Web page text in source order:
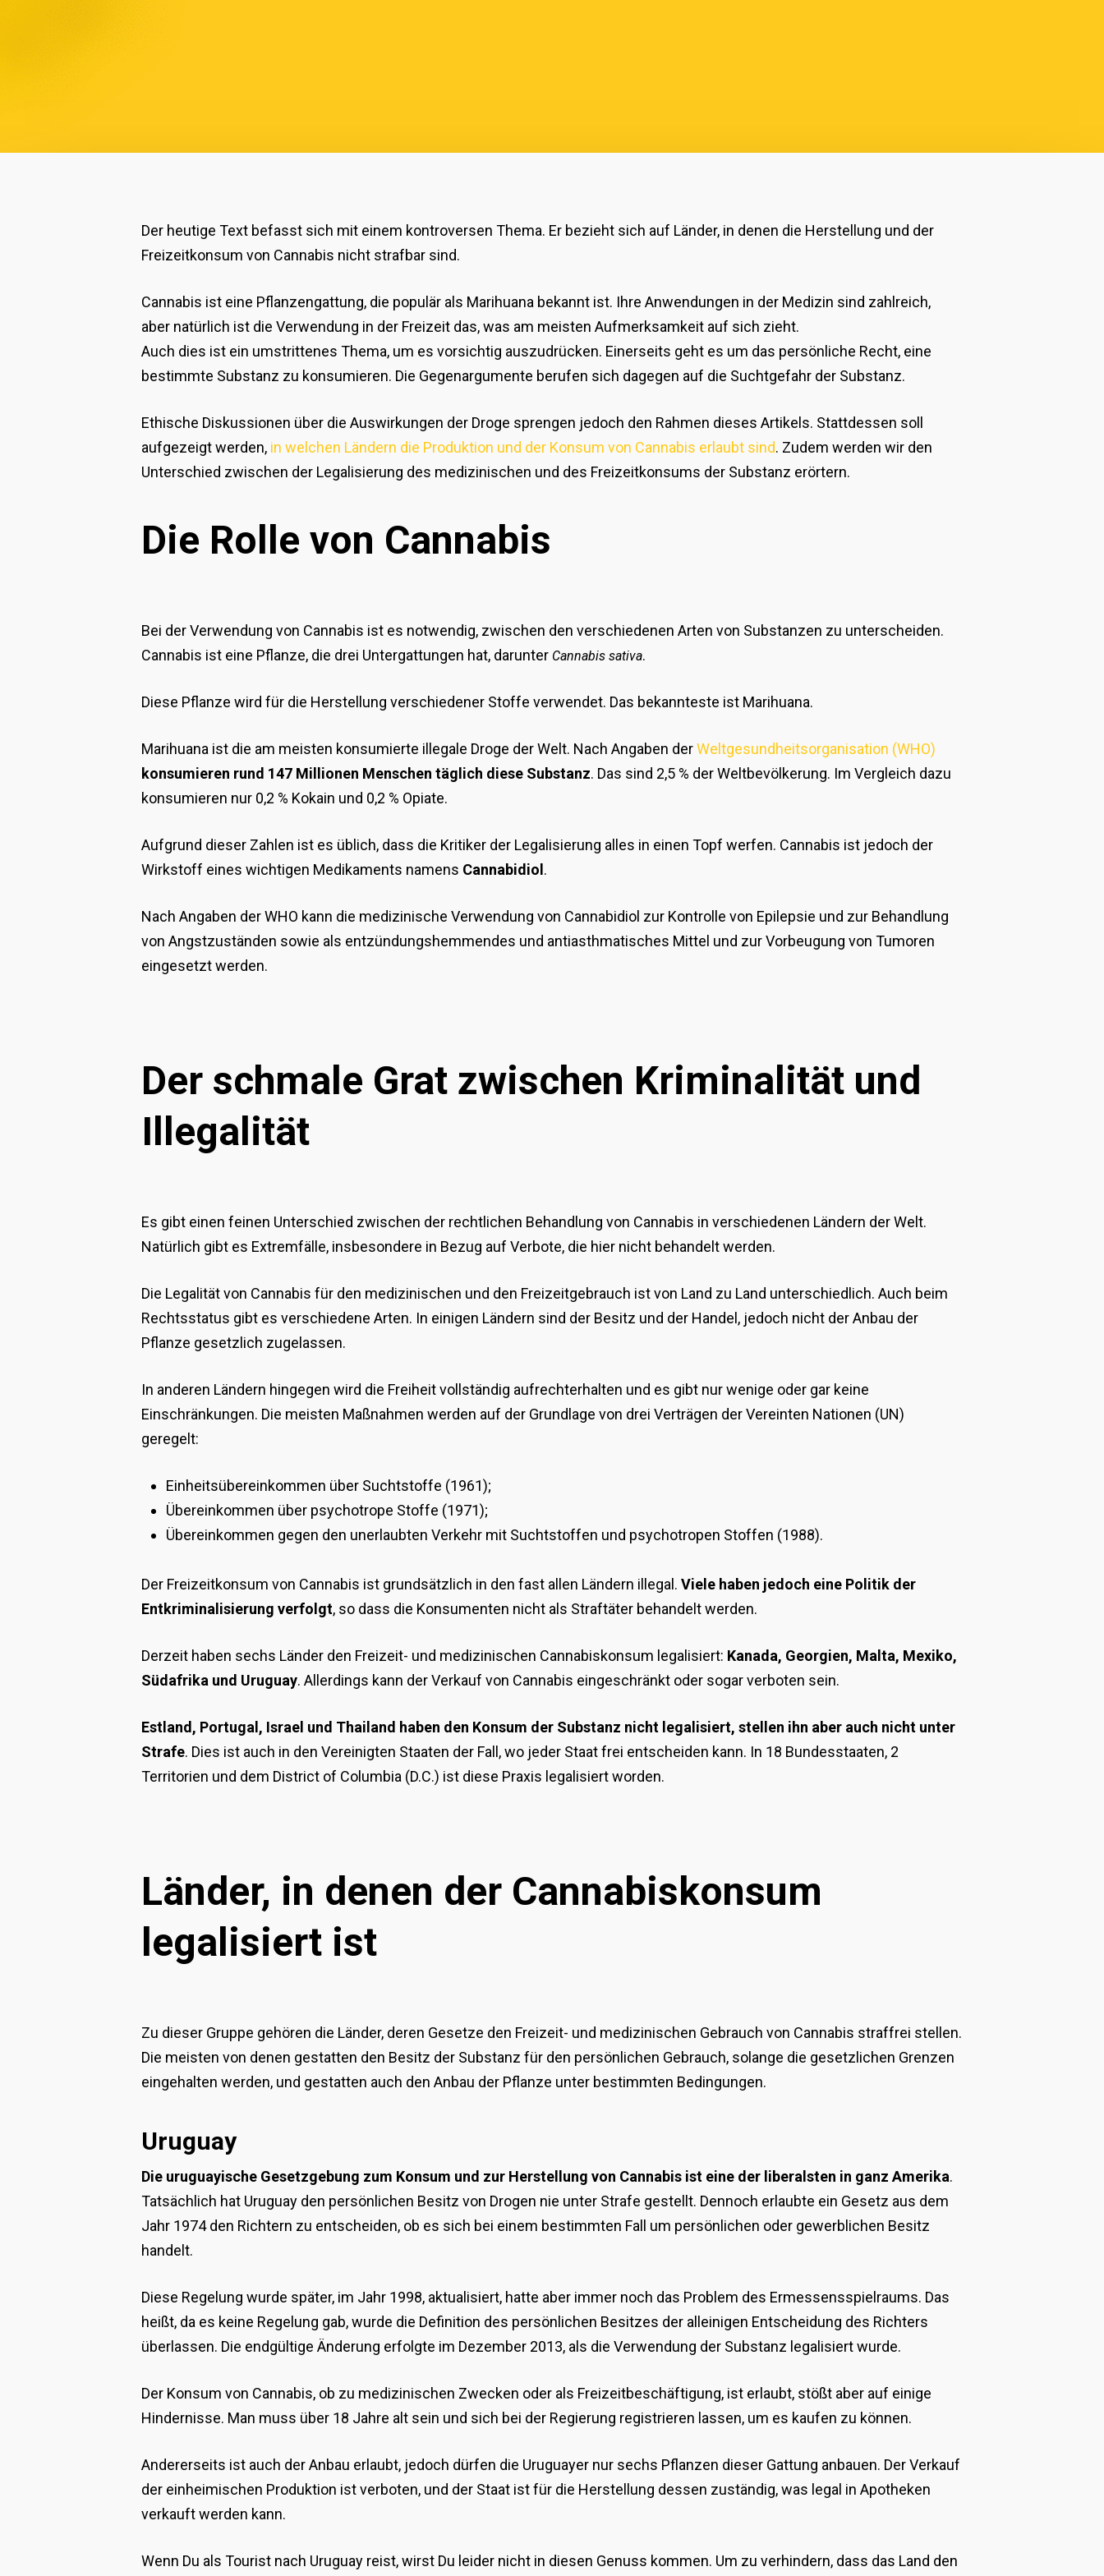
Der heutige Text befasst sich mit einem kontroversen Thema. Er bezieht sich auf Länder, in denen die Herstellung und der
Freizeitkonsum von Cannabis nicht strafbar sind.
Cannabis ist eine Pflanzengattung, die populär als Marihuana bekannt ist. Ihre Anwendungen in der Medizin sind zahlreich,
aber natürlich ist die Verwendung in der Freizeit das, was am meisten Aufmerksamkeit auf sich zieht.
Auch dies ist ein umstrittenes Thema, um es vorsichtig auszudrücken. Einerseits geht es um das persönliche Recht, eine
bestimmte Substanz zu konsumieren. Die Gegenargumente berufen sich dagegen auf die Suchtgefahr der Substanz.
Ethische Diskussionen über die Auswirkungen der Droge sprengen jedoch den Rahmen dieses Artikels. Stattdessen soll
aufgezeigt werden, in welchen Ländern die Produktion und der Konsum von Cannabis erlaubt sind. Zudem werden wir den
Unterschied zwischen der Legalisierung des medizinischen und des Freizeitkonsums der Substanz erörtern.
Die Rolle von Cannabis
Bei der Verwendung von Cannabis ist es notwendig, zwischen den verschiedenen Arten von Substanzen zu unterscheiden.
Cannabis ist eine Pflanze, die drei Untergattungen hat, darunter Cannabis sativa.
Diese Pflanze wird für die Herstellung verschiedener Stoffe verwendet. Das bekannteste ist Marihuana.
Marihuana ist die am meisten konsumierte illegale Droge der Welt. Nach Angaben derWeltgesundheitsorganisation (WHO)
konsumieren rund 147 Millionen Menschen täglich diese Substanz. Das sind 2,5 % der Weltbevölkerung. Im Vergleich dazu
konsumieren nur 0,2 % Kokain und 0,2 % Opiate.
Aufgrund dieser Zahlen ist es üblich, dass die Kritiker der Legalisierung alles in einen Topf werfen. Cannabis ist jedoch der
Wirkstoff eines wichtigen Medikaments namens Cannabidiol .
Nach Angaben der WHO kann die medizinische Verwendung von Cannabidiol zur Kontrolle von Epilepsie und zur Behandlung
von Angstzuständen sowie als entzündungshemmendes und antiasthmatisches Mittel und zur Vorbeugung von Tumoren
eingesetzt werden.
Der schmale Grat zwischen Kriminalität und
Illegalität
Es gibt einen feinen Unterschied zwischen der rechtlichen Behandlung von Cannabis in verschiedenen Ländern der Welt.
Natürlich gibt es Extremfälle, insbesondere in Bezug auf Verbote, die hier nicht behandelt werden.
Die Legalität von Cannabis für den medizinischen und den Freizeitgebrauch ist von Land zu Land unterschiedlich. Auch beim
Rechtsstatus gibt es verschiedene Arten. In einigen Ländern sind der Besitz und der Handel, jedoch nicht der Anbau der
Pflanze gesetzlich zugelassen.
In anderen Ländern hingegen wird die Freiheit vollständig aufrechterhalten und es gibt nur wenige oder gar keine
Einschränkungen. Die meisten Maßnahmen werden auf der Grundlage von drei Verträgen der Vereinten Nationen (UN)
geregelt:
Einheitsübereinkommen über Suchtstoffe (1961);
Übereinkommen über psychotrope Stoffe (1971);
Übereinkommen gegen den unerlaubten Verkehr mit Suchtstoffen und psychotropen Stoffen (1988).
Der Freizeitkonsum von Cannabis ist grundsätzlich in den fast allen Ländern illegal.Viele haben jedoch eine Politik der
Entkriminalisierung verfolgt, so dass die Konsumenten nicht als Straftäter behandelt werden.
Derzeit haben sechs Länder den Freizeit- und medizinischen Cannabiskonsum legalisiert: Kanada, Georgien, Malta, Mexiko,
Südafrika und Uruguay. Allerdings kann der Verkauf von Cannabis eingeschränkt oder sogar verboten sein.
Estland, Portugal, Israel und Thailand haben den Konsum der Substanz nicht legalisiert, stellen ihn aber auch nicht unter
Strafe. Dies ist auch in den Vereinigten Staaten der Fall, wo jeder Staat frei entscheiden kann. In 18 Bundesstaaten, 2
Territorien und dem District of Columbia (D.C.) ist diese Praxis legalisiert worden.
Länder, in denen der Cannabiskonsum
legalisiert ist
Zu dieser Gruppe gehören die Länder, deren Gesetze den Freizeit- und medizinischen Gebrauch von Cannabis straffrei stellen.
Die meisten von denen gestatten den Besitz der Substanz für den persönlichen Gebrauch, solange die gesetzlichen Grenzen
eingehalten werden, und gestatten auch den Anbau der Pflanze unter bestimmten Bedingungen.
Uruguay
Die uruguayische Gesetzgebung zum Konsum und zur Herstellung von Cannabis ist eine der liberalsten in ganz Amerika.
Tatsächlich hat Uruguay den persönlichen Besitz von Drogen nie unter Strafe gestellt. Dennoch erlaubte ein Gesetz aus dem
Jahr 1974 den Richtern zu entscheiden, ob es sich bei einem bestimmten Fall um persönlichen oder gewerblichen Besitz
handelt.
Diese Regelung wurde später, im Jahr 1998, aktualisiert, hatte aber immer noch das Problem des Ermessensspielraums. Das
heißt, da es keine Regelung gab, wurde die Definition des persönlichen Besitzes der alleinigen Entscheidung des Richters
überlassen. Die endgültige Änderung erfolgte im Dezember 2013, als die Verwendung der Substanz legalisiert wurde.
Der Konsum von Cannabis, ob zu medizinischen Zwecken oder als Freizeitbeschäftigung, ist erlaubt, stößt aber auf einige
Hindernisse. Man muss über 18 Jahre alt sein und sich bei der Regierung registrieren lassen, um es kaufen zu können.
Andererseits ist auch der Anbau erlaubt, jedoch dürfen die Uruguayer nur sechs Pflanzen dieser Gattung anbauen. Der Verkauf
der einheimischen Produktion ist verboten, und der Staat ist für die Herstellung dessen zuständig, was legal in Apotheken
verkauft werden kann.
Wenn Du als Tourist nach Uruguay reist, wirst Du leider nicht in diesen Genuss kommen. Um zu verhindern, dass das Land den